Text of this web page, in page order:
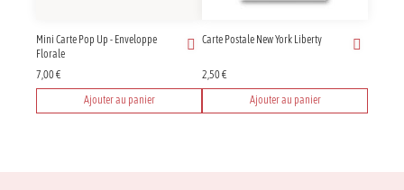
Mini Carte Pop Up - Enveloppe
Florale
7,00€
Ajouter au panier
Carte Postale New York Liberty
2,50€
Ajouter au panier